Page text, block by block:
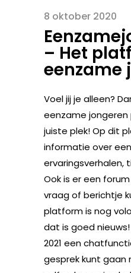
8 oktober 2020
– Het
eenzame
Voel jij je alleen?
eenzame
juiste plek! Op dit
informatie over
ervaringsverhalen,
Ook is er een
vraag of berichtje
platform is nog
dat is goed
2021 een
gesprek kunt gaan